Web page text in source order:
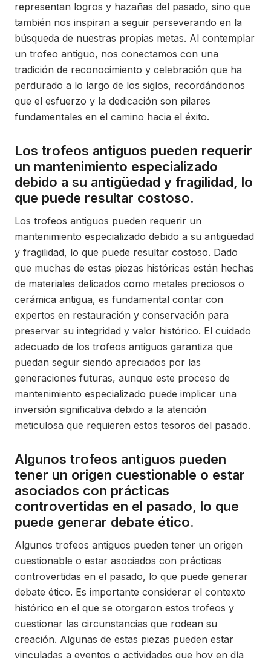
representan logros y hazañas del pasado, sino que
también nos inspiran a seguir perseverando en la
búsqueda de nuestras propias metas. Al contemplar
un trofeo antiguo, nos conectamos con una
tradición de reconocimiento y celebración que ha
perdurado a lo largo de los siglos, recordándonos
que el esfuerzo y la dedicación son pilares
fundamentales en el camino hacia el éxito.
Los trofeos antiguos pueden requerir
un mantenimiento especializado
debido a su antigüedad y fragilidad, lo
que puede resultar costoso.
Los trofeos antiguos pueden requerir un
mantenimiento especializado debido a su antigüedad
y fragilidad, lo que puede resultar costoso. Dado
que muchas de estas piezas históricas están hechas
de materiales delicados como metales preciosos o
cerámica antigua, es fundamental contar con
expertos en restauración y conservación para
preservar su integridad y valor histórico. El cuidado
adecuado de los trofeos antiguos garantiza que
puedan seguir siendo apreciados por las
generaciones futuras, aunque este proceso de
mantenimiento especializado puede implicar una
inversión significativa debido a la atención
meticulosa que requieren estos tesoros del pasado.
Algunos trofeos antiguos pueden
tener un origen cuestionable o estar
asociados con prácticas
controvertidas en el pasado, lo que
puede generar debate ético.
Algunos trofeos antiguos pueden tener un origen
cuestionable o estar asociados con prácticas
controvertidas en el pasado, lo que puede generar
debate ético. Es importante considerar el contexto
histórico en el que se otorgaron estos trofeos y
cuestionar las circunstancias que rodean su
creación. Algunas de estas piezas pueden estar
vinculadas a eventos o actividades que hoy en día